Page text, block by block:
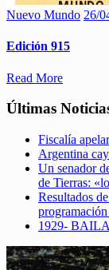
Nuevo Mundo 26/
Edición 915
Read More
Últimas
Fiscalía
Argentina
Un senador
de Tierras:
Resultados
1929-